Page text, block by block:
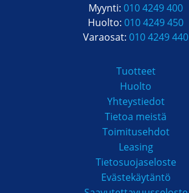
Myynti: 010 4249 400
Huolto: 010 4249 450
Varaosat: 010 4249 440
Tuotteet
Huolto
Yhteystiedot
Tietoa meistä
Toimitusehdot
Leasing
Tietosuojaseloste
Evästekäytäntö